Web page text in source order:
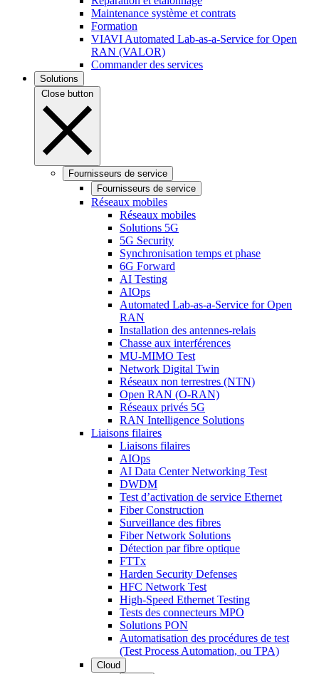
Maintenance système et contrats
Formation
VIAVI Automated Lab-as-a-Service for Open
RAN (VALOR)
Commander des services
Solutions
Close button
Fournisseurs de service
Fournisseurs de service
Réseaux mobiles
Réseaux mobiles
Solutions 5G
5G Security
Synchronisation temps et phase
6G Forward
AI Testing
AIOps
Automated Lab-as-a-Service for Open
RAN
Installation des antennes-relais
Chasse aux interférences
MU-MIMO Test
Network Digital Twin
Réseaux non terrestres (NTN)
Open RAN (O-RAN)
Réseaux privés 5G
RAN Intelligence Solutions
Liaisons filaires
Liaisons filaires
AIOps
AI Data Center Networking Test
DWDM
Test d’activation de service Ethernet
Fiber Construction
Surveillance des fibres
Fiber Network Solutions
Détection par fibre optique
FTTx
Harden Security Defenses
HFC Network Test
High-Speed Ethernet Testing
Tests des connecteurs MPO
Solutions PON
Automatisation des procédures de test
(Test Process Automation, ou TPA)
Cloud